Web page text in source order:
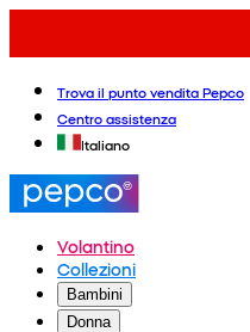
Trova il punto vendita Pepco
Centro assistenza
Italiano
Volantino
Collezioni
Bambini
Donna